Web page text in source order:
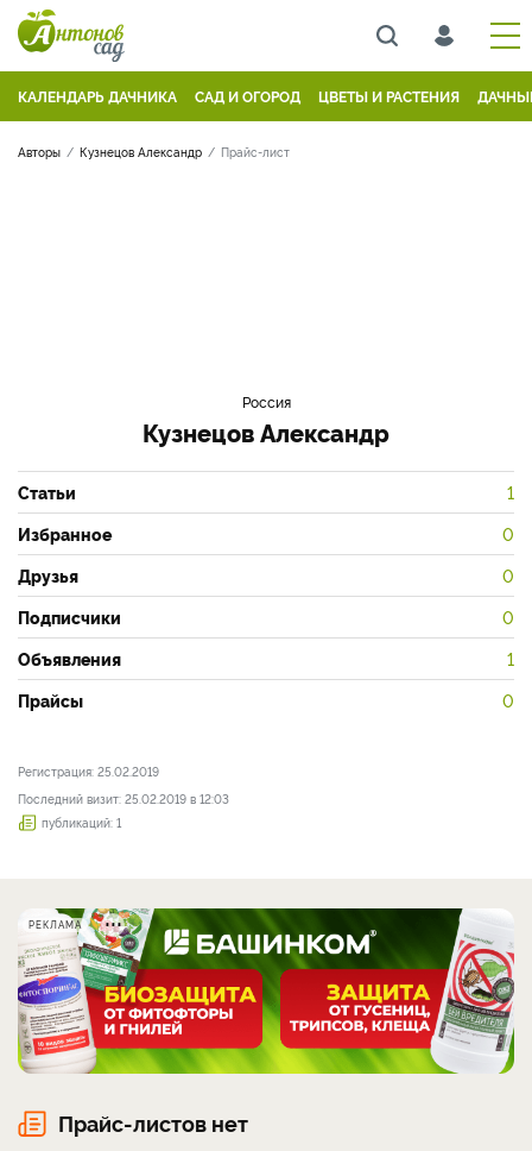
КАЛЕНДАРЬ ДАЧНИКА САД И ОГОРОД ЦВЕТЫ И РАСТЕНИЯ
Авторы Кузнецов Александр Прайс-лист
Россия
Кузнецов Александр
Статьи 1
Избранное 0
Друзья 0
Подписчики 0
Объявления 1
Прайсы 0
Регистрация: 25.02.2019
Последний визит: 25.02.2019 в 12:03
публикаций: 1
РЕКЛАМА
Прайс-листов нет